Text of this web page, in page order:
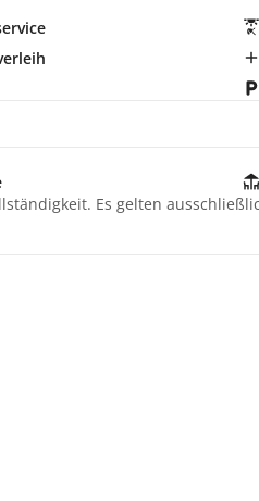
Es gelten